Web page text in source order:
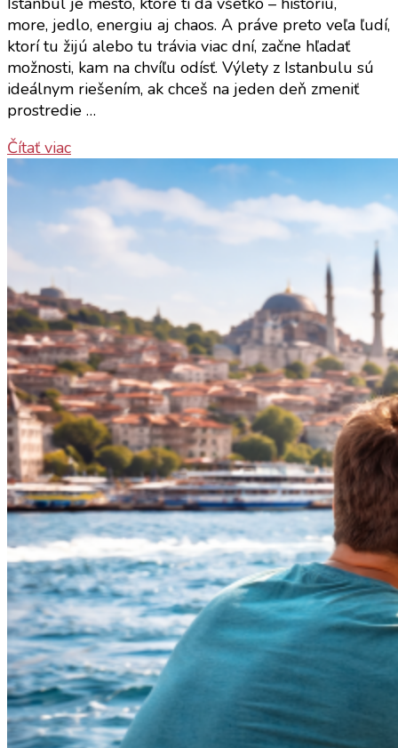
more, jedlo, energiu aj chaos. A práve preto veľa ľudí,
ktorí tu žijú alebo tu trávia viac dní, začne hľadať
možnosti, kam na chvíľu odísť. Výlety z Istanbulu sú
ideálnym riešením, ak chceš na jeden deň zmeniť
prostredie …
Čítať viac